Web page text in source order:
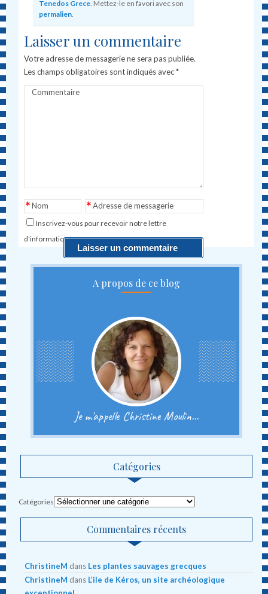
Tenedos Grece . Mettez-le en favori avec son
permalien
Laisser un commentaire
Votre adresse de messagerie ne sera pas publiée.
Les champs obligatoires sont indiqués avec*
Commentaire
Nom
* Adresse de messagerie
*
Inscrivez-vous pour recevoir notre lettre
d'information !
A propos de ce blog
Je m'appelle Christine Moulin...
Catégories
Catégories
Commentaires récents
ChristineM dans Les plantes sauvages grecques
ChristineM dans L’ile de Kéros, un site archéologique